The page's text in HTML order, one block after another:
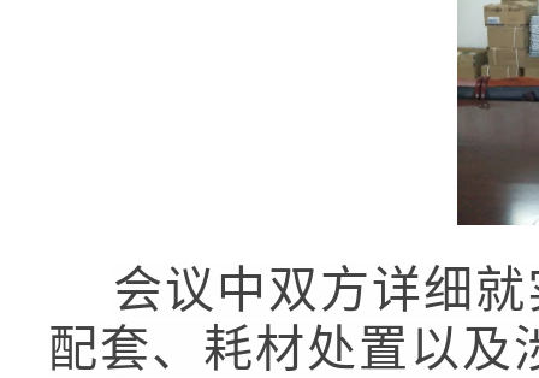
会议中双方详细
配套、耗材处置以及